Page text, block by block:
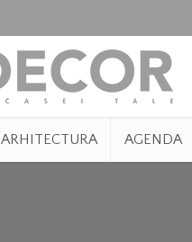
ARHITECTURA AGENDA